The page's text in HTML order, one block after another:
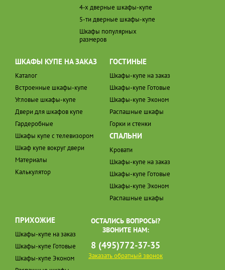
4-х дверные шкафы-купе
5-ти дверные шкафы-купе
Шкафы популярных
размеров
ШКАФЫ КУПЕ НА ЗАКАЗ
Каталог
Встроенные шкафы-купе
Угловые шкафы-купе
Двери для шкафов купе
Гардеробные
Шкафы купе с телевизором
Шкаф купе вокруг двери
Материалы
Калькулятор
ГОСТИНЫЕ
Шкафы-купе на заказ
Шкафы-купе Готовые
Шкафы-купе Эконом
Распашные шкафы
Горки и стенки
СПАЛЬНИ
Кровати
Шкафы-купе на заказ
Шкафы-купе Готовые
Шкафы-купе Эконом
Распашные шкафы
ПРИХОЖИЕ
Шкафы-купе на заказ
Шкафы-купе Готовые
Шкафы-купе Эконом
ОСТАЛИСЬ ВОПРОСЫ?
ЗВОНИТЕ НАМ:
8 (495)772-37-35
Заказать обратный звонок